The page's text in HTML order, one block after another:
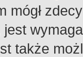
mógł
jest
także